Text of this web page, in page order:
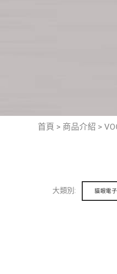
首頁 > 商品介紹 >
大類別: 貓眼電